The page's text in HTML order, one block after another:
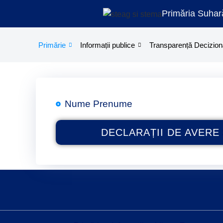
Primăria
Primărie Informații publice Transparență
Nume Prenume
DECLARAȚII DE